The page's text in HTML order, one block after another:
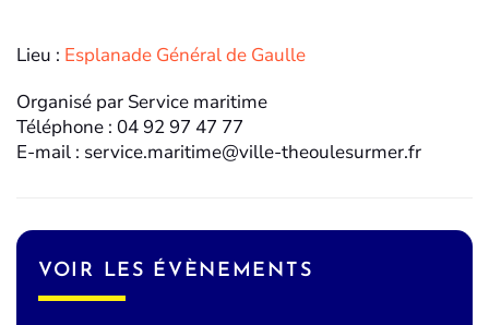
Lieu : Esplanade Général de Gaulle
Organisé par Service maritime
Téléphone : 04 92 97 47 77
E-mail : service.maritime@ville-theoulesurmer.fr
VOIR LES ÉVÈNEMENTS